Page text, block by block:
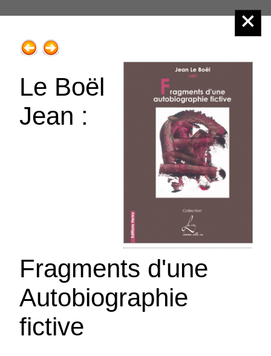
1.Romans, récits adultes
Le Boël
Jean :
Fragments d'une
Autobiographie
fictive